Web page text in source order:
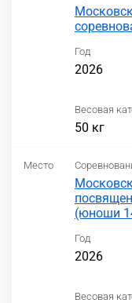
Год
2026
Весовая
50 кг
Место
(юноши
Год
2026
Весовая